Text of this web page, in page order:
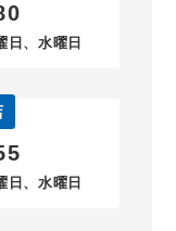
、水曜日
、水曜日